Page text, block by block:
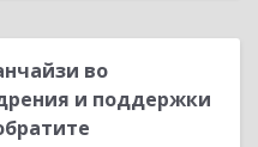
во
и поддержки